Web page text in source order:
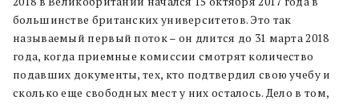
большинстве британских университетов. Это так
называемый первый поток – он длится до 31 марта 2018
года, когда приемные комиссии смотрят количество
подавших документы, тех, кто подтвердил свою учебу и
сколько еще свободных мест у них осталось. Дело в том,